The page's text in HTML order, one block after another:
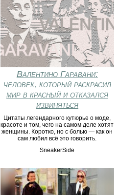
Валентино Гаравани:
человек, который раскрасил
мир в красный и отказался
извиняться
Цитаты легендарного кутюрье о моде,
красоте и том, чего на самом деле хотят
женщины. Коротко, но с болью — как он
сам любил всё это говорить.
SneakerSide